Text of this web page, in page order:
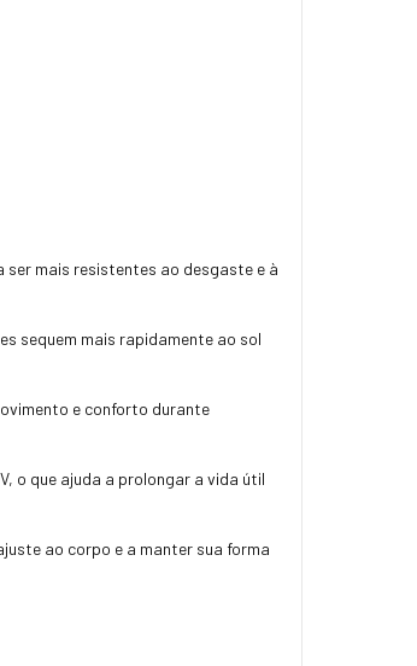
ser mais resistentes ao desgaste e à
sequem mais rapidamente ao sol
e conforto durante
o que ajuda a prolongar a vida útil
ao corpo e a manter sua forma